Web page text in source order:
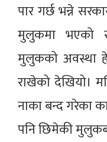
पार गर्छ भन्ने
मुलुकमा भएको
मुलुकको अवस्था
राखेको देखियो।
नाका बन्द गरेका
पनि छिमेकी